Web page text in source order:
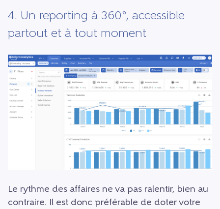
4. Un reporting à 360°, accessible
partout et à tout moment
Le rythme des affaires ne va pas ralentir, bien au
contraire. Il est donc préférable de doter votre